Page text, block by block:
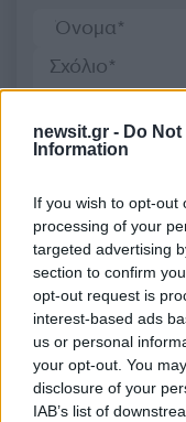
newsit.gr - Do
Information
If you wish to opt-out
processing of your
targeted advertising
section to confirm
opt-out request is
interest-based ads
us or personal
your opt-out. You
disclosure of your
IAB’s list of
Όροι Χρήσης. Το site
Πολιτική Απορρήτου&
Share: